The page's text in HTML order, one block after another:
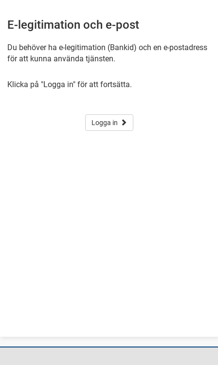
E-legitimation och e-post
Du behöver ha e-legitimation (Bankid) och en e-postadress
för att kunna använda tjänsten.
Klicka på "Logga in" för att fortsätta.
Logga in